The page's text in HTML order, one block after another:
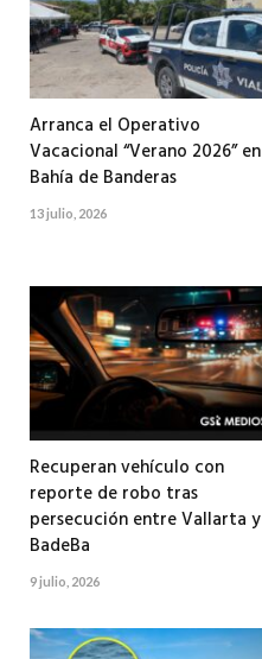
Arranca el Operativo
Vacacional “Verano 2026” en
Bahía de Banderas
13 julio, 2026
Recuperan vehículo con
reporte de robo tras
persecución entre Vallarta y
BadeBa
9 julio, 2026